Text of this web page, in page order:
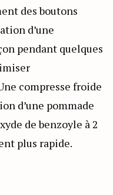
des boutons
d’une
pendant quelques
compresse froide
d’une pommade
de benzoyle à 2
plus rapide.